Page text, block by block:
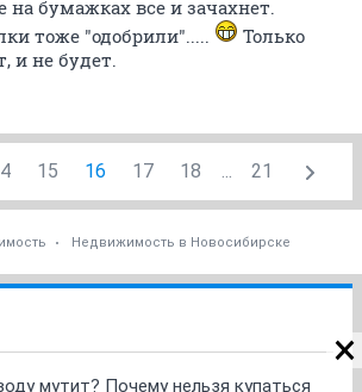
на бумажках все и зачахнет.
тоже "одобрили".....
Только
и не будет.
15 16 17 18 ... 21
Недвижимость в Новосибирске
мутит? Почему нельзя купаться